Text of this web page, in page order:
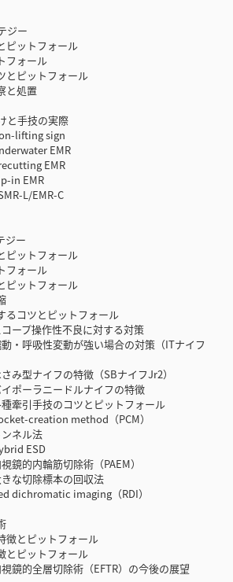
ジー
ットフォール
ォール
ピットフォール
と処置
と手技の実際
lifting sign
EMR
EMR
in EMR
L/EMR-C
ジー
ットフォール
ォール
ットフォール
コツとピットフォール
プ操作性不良に対する対策
呼吸性変動が強い場合の対策（ITナイフ
型ナイフの特徴（SBナイフJr2）
ーラニードルナイフの特徴
引手技のコツとピットフォール
creation method（PCM）
ネル法
ESD
的内輪筋切除術（PAEM）
な切除標本の回収法
dichromatic imaging（RDI）
とピットフォール
ピットフォール
的全層切除術（EFTR）の今後の展望